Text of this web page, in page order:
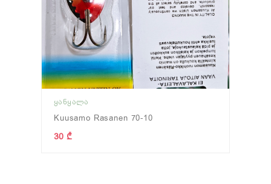
ᲧᲐᲜᲧᲐᲚᲐ
Kuusamo Rasanen 70-10
30 ₾